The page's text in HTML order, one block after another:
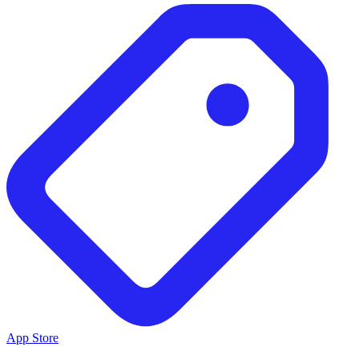
App Store